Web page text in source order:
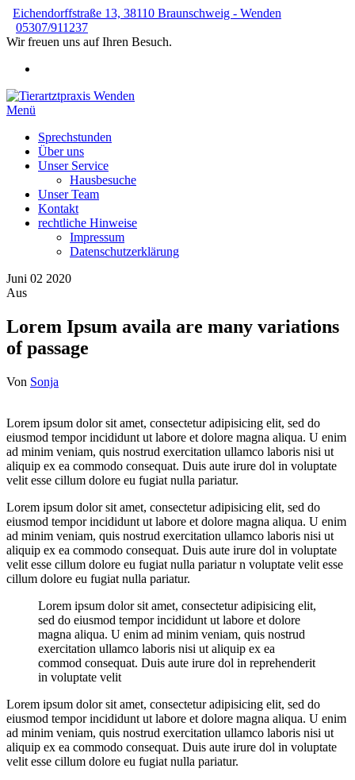
Zum
Inhalt
springen
Eichendorffstraße 13, 38110 Braunschweig - Wenden
05307/911237
Wir freuen uns auf Ihren Besuch.
Menü
Sprechstunden
Über uns
Unser Service
Hausbesuche
Unser Team
Kontakt
rechtliche Hinweise
Impressum
Datenschutzerklärung
Juni 02 2020
Aus
Lorem Ipsum availa are many variations
of passage
Von Sonja
Lorem ipsum dolor sit amet, consectetur adipisicing elit, sed do
eiusmod tempor incididunt ut labore et dolore magna aliqua. U enim
ad minim veniam, quis nostrud exercitation ullamco laboris nisi ut
aliquip ex ea commodo consequat. Duis aute irure dol in voluptate
velit esse cillum dolore eu fugiat nulla pariatur.
Lorem ipsum dolor sit amet, consectetur adipisicing elit, sed do
eiusmod tempor incididunt ut labore et dolore magna aliqua. U enim
ad minim veniam, quis nostrud exercitation ullamco laboris nisi ut
aliquip ex ea commodo consequat. Duis aute irure dol in voluptate
velit esse cillum dolore eu fugiat nulla pariatur n voluptate velit esse
cillum dolore eu fugiat nulla pariatur.
Lorem ipsum dolor sit amet, consectetur adipisicing elit,
sed do eiusmod tempor incididunt ut labore et dolore
magna aliqua. U enim ad minim veniam, quis nostrud
exercitation ullamco laboris nisi ut aliquip ex ea
commod consequat. Duis aute irure dol in reprehenderit
in voluptate velit
Lorem ipsum dolor sit amet, consectetur adipisicing elit, sed do
eiusmod tempor incididunt ut labore et dolore magna aliqua. U enim
ad minim veniam, quis nostrud exercitation ullamco laboris nisi ut
aliquip ex ea commodo consequat. Duis aute irure dol in voluptate
velit esse cillum dolore eu fugiat nulla pariatur.